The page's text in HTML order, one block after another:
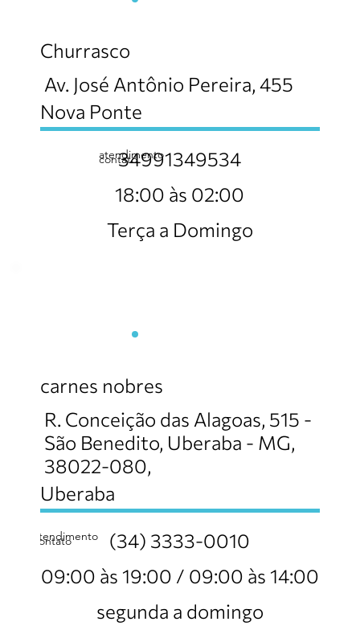
Nova Ponte
Churrasco
Av. José Antônio Pereira, 455
34991349534
18:00 às 02:00
Terça a Domingo
contato
atendimento
Uberaba
carnes nobres
R. Conceição das Alagoas, 515 -
São Benedito, Uberaba - MG,
38022-080,
(34) 3333-0010
09:00 às 19:00 / 09:00 às 14:00
segunda a domingo
contato
atendimento